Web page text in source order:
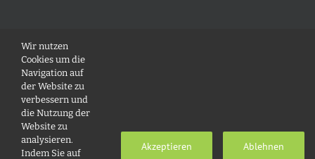
RECHTLICHES
Anfahrt
Datenschutz
Impressum
Wir nutzen
Cookies um die
Navigation auf
der Website zu
verbessern und
die Nutzung der
Website zu
analysieren.
Indem Sie auf
Akzeptieren Ablehnen